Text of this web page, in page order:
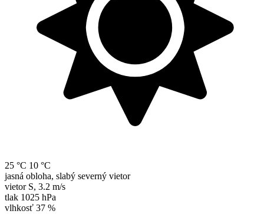
25 °C 10 °C
jasná obloha, slabý severný vietor
vietor S, 3.2 m/s
tlak 1025 hPa
vlhkosť 37 %